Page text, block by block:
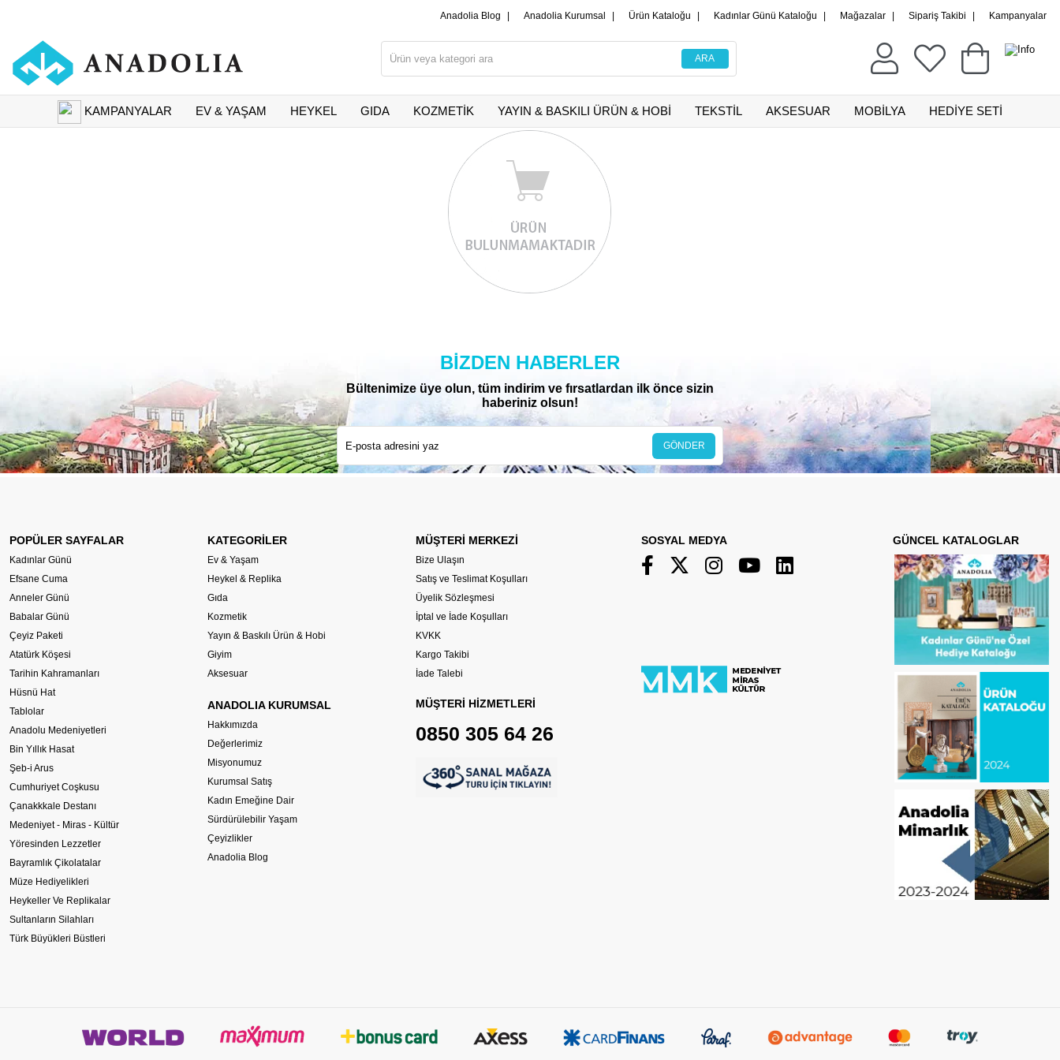
Anadolia Blog Anadolia Kurumsal Ürün Kataloğu Kadınlar Günü Kataloğu Mağazalar Sipariş Takibi Kampanyalar
KAMPANYALAR EV & YAŞAM HEYKEL GIDA KOZMETİK YAYIN & BASKILI ÜRÜN & HOBİ TEKSTİL AKSESUAR MOBİLYA HEDİYE SETİ
BIZDEN HABERLER
Bültenimize üye olun, tüm indirim ve fırsatlardan ilk önce sizin
haberiniz olsun!
GÖNDER
POPÜLER SAYFALAR
Kadınlar Günü
Efsane Cuma
Anneler Günü
Babalar Günü
Çeyiz Paketi
Atatürk Köşesi
Tarihin Kahramanları
Hüsnü Hat
Tablolar
Anadolu Medeniyetleri
Bin Yıllık Hasat
Şeb-i Arus
Cumhuriyet Coşkusu
Çanakkkale Destanı
Medeniyet - Miras - Kültür
Yöresinden Lezzetler
Bayramlık Çikolatalar
Müze Hediyelikleri
Heykeller Ve Replikalar
Sultanların Silahları
Türk Büyükleri Büstleri
KATEGORİLER
Ev & Yaşam
Heykel & Replika
Gıda
Kozmetik
Yayın & Baskılı Ürün & Hobi
Giyim
Aksesuar
ANADOLIA KURUMSAL
Hakkımızda
Değerlerimiz
Misyonumuz
Kurumsal Satış
Kadın Emeğine Dair
Sürdürülebilir Yaşam
Çeyizlikler
Anadolia Blog
MÜŞTERİ MERKEZİ
Bize Ulaşın
Satış ve Teslimat Koşulları
Üyelik Sözleşmesi
İptal ve İade Koşulları
KVKK
Kargo Takibi
İade Talebi
MÜŞTERİ HİZMETLERİ
0850 305 64 26
SOSYAL MEDYA GÜNCEL KATALOGLAR